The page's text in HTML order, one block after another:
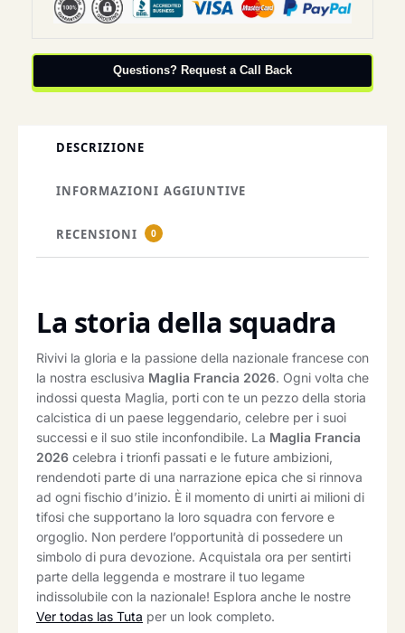
Questions? Request a Call Back
DESCRIZIONE
INFORMAZIONI AGGIUNTIVE
RECENSIONI 0
La storia della squadra
Rivivi la gloria e la passione della nazionale francese con
la nostra esclusiva Maglia Francia 2026. Ogni volta che
indossi questa Maglia, porti con te un pezzo della storia
calcistica di un paese leggendario, celebre per i suoi
successi e il suo stile inconfondibile. La Maglia Francia
2026 celebra i trionfi passati e le future ambizioni,
rendendoti parte di una narrazione epica che si rinnova
ad ogni fischio d’inizio. È il momento di unirti ai milioni di
tifosi che supportano la loro squadra con fervore e
orgoglio. Non perdere l’opportunità di possedere un
simbolo di pura devozione. Acquistala ora per sentirti
parte della leggenda e mostrare il tuo legame
indissolubile con la nazionale! Esplora anche le nostre
Ver todas las Tuta per un look completo.